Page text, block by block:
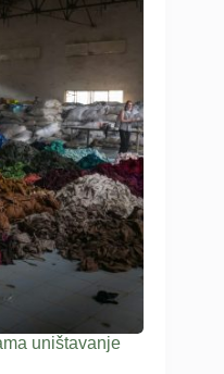
uništavanje